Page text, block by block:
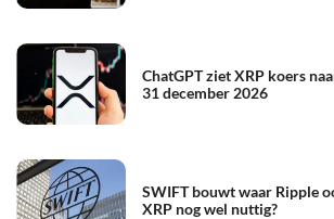
ChatGPT ziet XRP koers
31 december 2026
SWIFT bouwt waar Ripple
XRP nog wel nuttig?